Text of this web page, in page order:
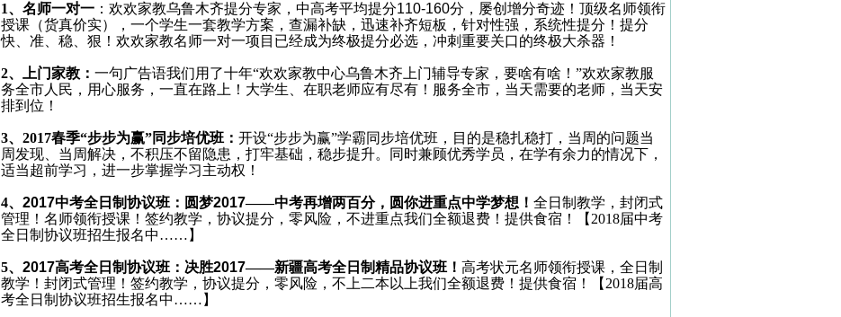
1、名师一对一 ：欢欢家教乌鲁木齐提分专家，中高考平均提分110-160分，屡创增分奇迹！顶级名师领衔
授课（货真价实），一个学生一套教学方案，查漏补缺，迅速补齐短板，针对性强，系统性提分！提分
快、准、稳、狠！欢欢家教名师一对一项目已经成为终极提分必选，冲刺重要关口的终极大杀器！
2、上门家教： 一句广告语我们用了十年“欢欢家教中心乌鲁木齐上门辅导专家，要啥有啥！”欢欢家教服
务全市人民，用心服务，一直在路上！大学生、在职老师应有尽有！服务全市，当天需要的老师，当天安
排到位！
3、 2017春季“步步为赢”同步培优班： 开设“步步为赢”学霸同步培优班，目的是稳扎稳打，当周的问题当
周发现、当周解决，不积压不留隐患，打牢基础，稳步提升。同时兼顾优秀学员，在学有余力的情况下，
适当超前学习，进一步掌握学习主动权！
4、 2017中考全日制协议班：圆梦2017——中考再增两百分，圆你进重点中学梦想！ 全日制教学，封闭式
管理！名师领衔授课！签约教学，协议提分，零风险，不进重点我们全额退费！提供食宿！【 2018届中考
全日制协议班招生报名中……】
5、 2017高考全日制协议班：决胜2017——新疆高考全日制精品协议班！ 高考状元名师领衔授课，全日制
教学！封闭式管理！签约教学，协议提分，零风险，不上二本以上我们全额退费！提供食宿！【 2018届高
考全日制协议班招生报名中……】